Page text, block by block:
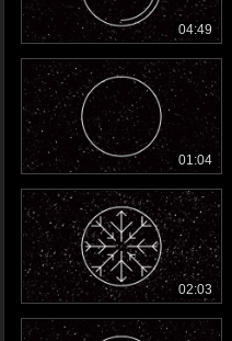
04:49
01:04
02:03